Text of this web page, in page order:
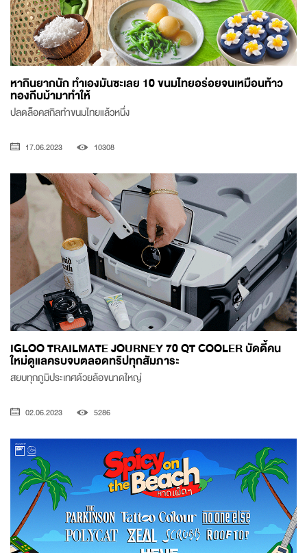
หากินยากนัก ทำเองมันซะเลย 10 ขนมไทยอร่อยจนเหมือนท้าว
ทองกีบม้ามาทำให้
ปลดล็อคสกิลทำขนมไทยแล้วหนึ่ง
17.06.2023 10308
IGLOO TRAILMATE JOURNEY 70 QT COOLER บัดดี้คน
ใหม่ดูแลครบจบตลอดทริปทุกสัมภาระ
สยบทุกภูมิประเทศด้วยล้อขนาดใหญ่
02.06.2023 5286